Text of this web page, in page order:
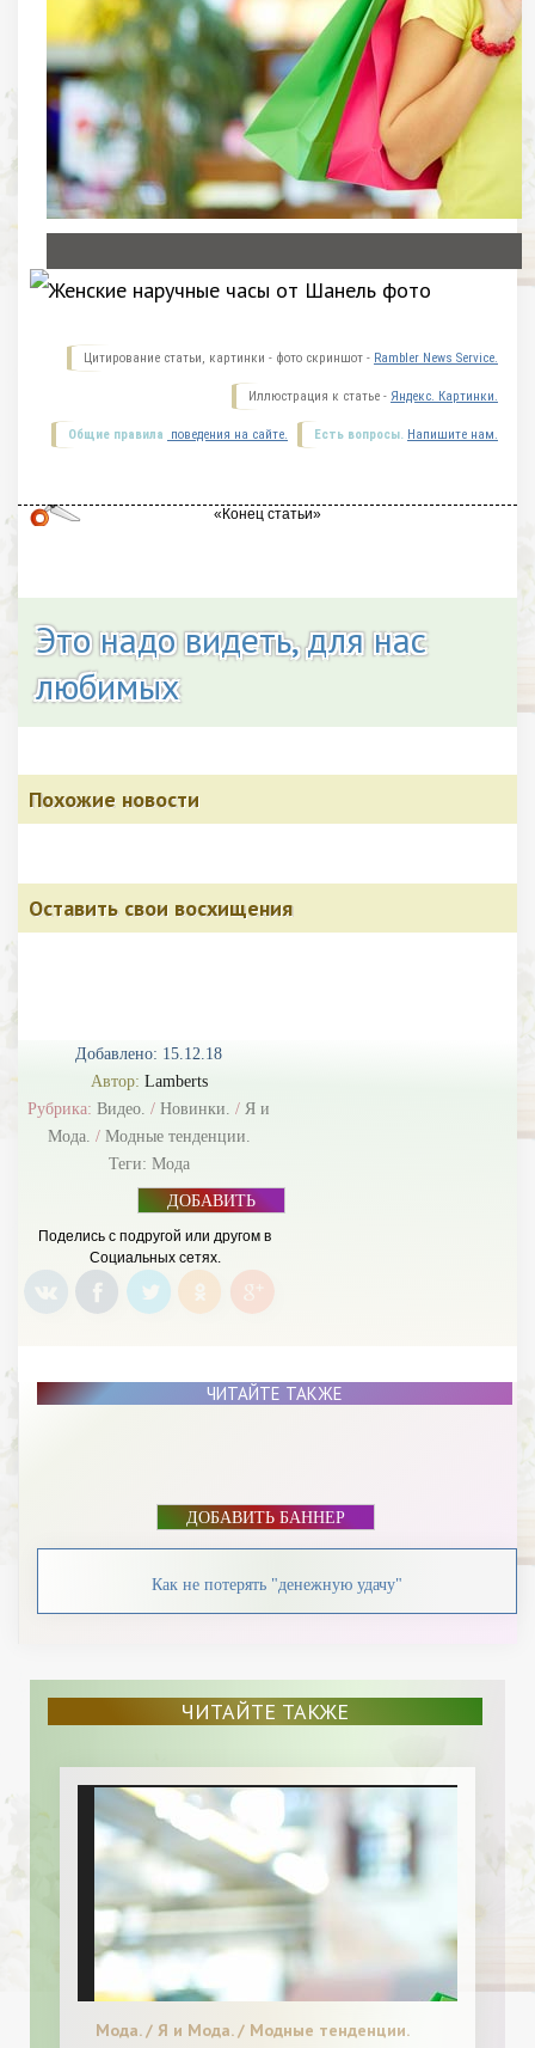
Добавлено: 15.12.18
Автор: Lamberts
Рубрика: Видео. / Новинки. / Я и
Мода. / Модные тенденции.
Теги: Мода
ДОБАВИТЬ
Поделись с подругой или другом в
Социальных сетях.
Цитирование статьи, картинки - фото скриншот - Rambler News Service.
Иллюстрация к статье - Яндекс. Картинки.
Есть вопросы. Напишите нам.
Общие правила поведения на сайте.
Это надо видеть, для нас
любимых
Похожие новости
Оставить свои восхищения
ЧИТАЙТЕ ТАКЖЕ
ДОБАВИТЬ БАННЕР
Как не потерять "денежную удачу"
ЧИТАЙТЕ ТАКЖЕ
Мода. / Я и Мода. / Модные тенденции.